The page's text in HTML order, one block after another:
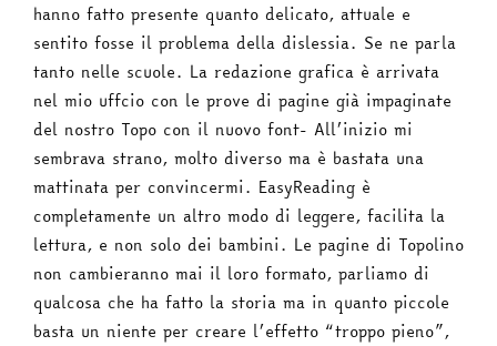
hanno fatto presente quanto delicato, attuale e
sentito fosse il problema della dislessia. Se ne parla
tanto nelle scuole. La redazione grafica è arrivata
nel mio uffcio con le prove di pagine già impaginate
del nostro Topo con il nuovo font- All’inizio mi
sembrava strano, molto diverso ma è bastata una
mattinata per convincermi. EasyReading è
completamente un altro modo di leggere, facilita la
lettura, e non solo dei bambini. Le pagine di Topolino
non cambieranno mai il loro formato, parliamo di
qualcosa che ha fatto la storia ma in quanto piccole
basta un niente per creare l’effetto “troppo pieno”,